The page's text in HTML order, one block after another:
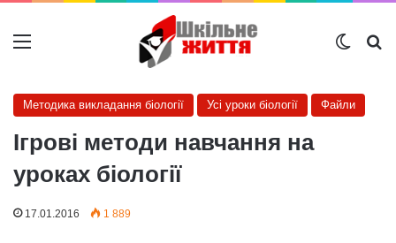
Меню
Методика викладання біології Усі уроки біології Файли
Ігрові методи навчання на
уроках біології
17.01.2016 1 889